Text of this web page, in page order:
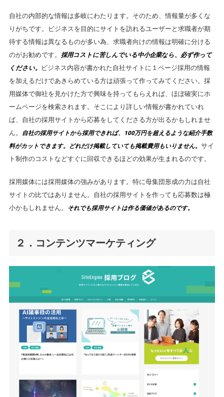
自社の内部的な情報は多岐にわたります。そのため、情報量が多くな
りがちです。ビジネスを目的にサイトを訪れるユーザーと求職者が期
待する情報は異なるものが多い為、求職者向けの情報は明確に分ける
のがお勧めです。 採用コストに苦しんでいる中小企業なら、必ず作って
ください。
ビジネス内容が書かれた自社サイトに１ページ採用の情報
を加えるだけであきらめている方は頑張って作ってみてください。採
用媒体で御社を見かけた方で興味を持ってもらえれば、ほぼ確実にホ
ームページを検索されます。そこにより詳しい情報が書かれていれ
ば、自社の採用サイトから応募をしてくださる方が出るかもしれませ
ん。
自社の採用サイトから採用できれば、100万円を超えるような紹介手数
料がカットできます。どれだけ掲載していても掲載費用もいりません。 サイ
ト制作のコストなどすぐに回収できるほどの効果が生まれるのです。
採用媒体には採用媒体の強みがあります。特に母集団形成の力は自社
サイトの比ではありません。自社の採用サイトを作っても応募数は極
小かもしれません。
それでも採用サイトは作る価値があるのです。
２．コンテンツマーケティング